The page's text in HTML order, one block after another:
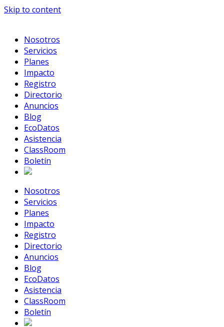
Skip to content
Nosotros
Servicios
Planes
Impacto
Registro
Directorio
Anuncios
Blog
EcoDatos
Asistencia
ClassRoom
Boletín
Nosotros
Servicios
Planes
Impacto
Registro
Directorio
Anuncios
Blog
EcoDatos
Asistencia
ClassRoom
Boletín